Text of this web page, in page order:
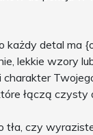
detal ma
lekkie wzory
łączą
czy